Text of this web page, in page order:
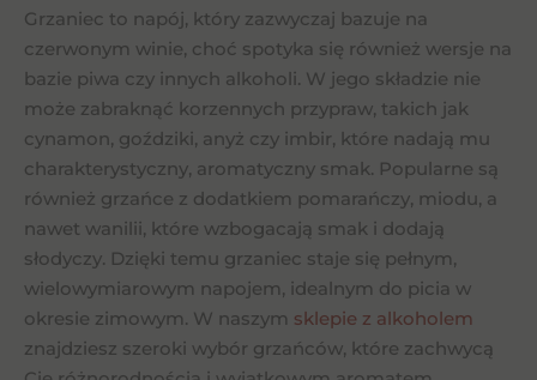
Grzaniec to napój, który zazwyczaj bazuje na
czerwonym winie, choć spotyka się również wersje na
bazie piwa czy innych alkoholi. W jego składzie nie
może zabraknąć korzennych przypraw, takich jak
cynamon, goździki, anyż czy imbir, które nadają mu
charakterystyczny, aromatyczny smak. Popularne są
również grzańce z dodatkiem pomarańczy, miodu, a
nawet wanilii, które wzbogacają smak i dodają
słodyczy. Dzięki temu grzaniec staje się pełnym,
wielowymiarowym napojem, idealnym do picia w
okresie zimowym. W naszym sklepie z alkoholem
znajdziesz szeroki wybór grzańców, które zachwycą